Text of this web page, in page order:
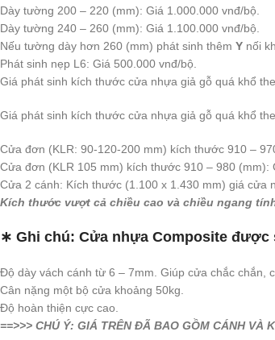
Dày tường 200 – 220 (mm): Giá 1.000.000 vnđ/bộ.
Dày tường 240 – 260 (mm): Giá 1.100.000 vnđ/bộ.
Nếu tường dày hơn 260 (mm) phát sinh thêm Y nối
Phát sinh nẹp L6: Giá 500.000 vnđ/bộ.
Giá phát sinh kích thước cửa nhựa giả gỗ quá khổ
Giá phát sinh kích thước cửa nhựa giả gỗ quá khổ
Cửa đơn (KLR: 90-120-200 mm) kích thước 910 –
Cửa đơn (KLR 105 mm) kích thước 910 – 980 (mm):
Cửa 2 cánh: Kích thước (1.100 x 1.430 mm) giá cửa
Kích thước vượt cả chiều cao và chiều ngang
∗ Ghi chú: Cửa nhựa Composite được
Độ dày vách cánh từ 6 – 7mm. Giúp cửa chắc chắn,
Cân nặng một bộ cửa khoảng 50kg.
Độ hoàn thiện cực cao.
==>>> CHÚ Ý: GIÁ TRÊN ĐÃ BAO GỒM CÁNH VÀ